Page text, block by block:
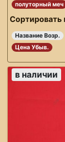
полуторный меч
Сортировать
Название Возр.
Цена Убыв.
в наличии